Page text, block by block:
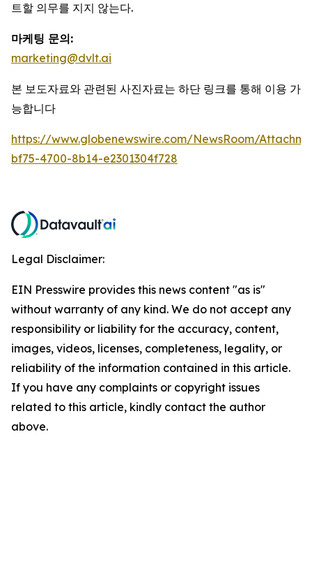
트할 의무를 지지 않는다.
마케팅 문의:
marketing@dvlt.ai
본 보도자료와 관련된 사진자료는 하단 링크를 통해 이용 가
능합니다
https://www.globenewswire.com/NewsRoom/
bf75-4700-8b14-e2301304f728
Legal Disclaimer:
EIN Presswire provides this news content "as is"
without warranty of any kind. We do not accept any
responsibility or liability for the accuracy, content,
images, videos, licenses, completeness, legality, or
reliability of the information contained in this article.
If you have any complaints or copyright issues
related to this article, kindly contact the author
above.